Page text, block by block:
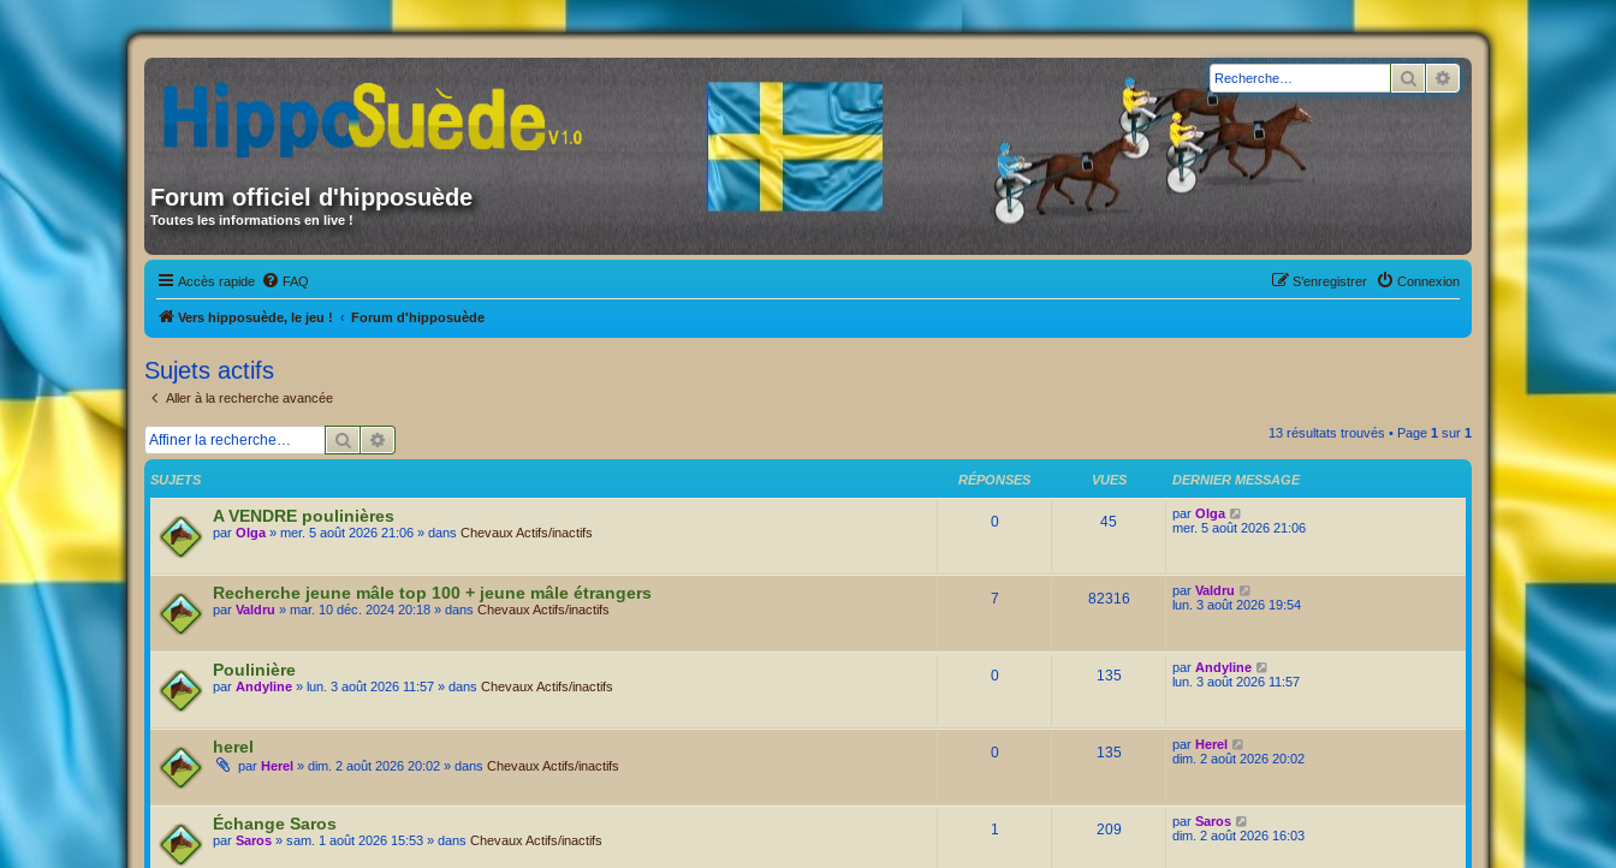
Forum officiel d'hipposuède
Toutes les informations en live !
Rechercher
Accès rapide FAQ Connexion
S’enregistrer
Vers hipposuède, le jeu ! Forum d'hipposuède
Sujets actifs
Aller à la recherche avancée
Rechercher 13 résultats trouvés • Page 1 sur 1
SUJETS RÉPONSES VUES DERNIER MESSAGE
A VENDRE poulinières
par Olga » mer. 5 août 2026 21:06 » dans Chevaux Actifs/inactifs
0 45 par Olga
mer. 5 août 2026 21:06
Recherche jeune mâle top 100 + jeune mâle étrangers
par Valdru » mar. 10 déc. 2024 20:18 » dans Chevaux Actifs/inactifs
7 82316 par Valdru
lun. 3 août 2026 19:54
Poulinière
par Andyline » lun. 3 août 2026 11:57 » dans Chevaux Actifs/inactifs
0 135 par Andyline
lun. 3 août 2026 11:57
herel
par Herel » dim. 2 août 2026 20:02 » dans Chevaux Actifs/inactifs
0 135 par Herel
dim. 2 août 2026 20:02
Échange Saros
par Saros » sam. 1 août 2026 15:53 » dans Chevaux Actifs/inactifs
1 209 par Saros
dim. 2 août 2026 16:03